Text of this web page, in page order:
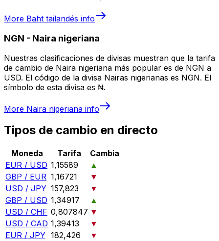
More Baht tailandés info
NGN - Naira nigeriana
Nuestras clasificaciones de divisas muestran que la tarifa
de cambio de Naira nigeriana más popular es de NGN a
USD. El código de la divisa Nairas nigerianas es NGN. El
símbolo de esta divisa es ₦.
More Naira nigeriana info
Tipos de cambio en directo
Moneda Tarifa
Cambia
EUR / USD 1,15589
▲
GBP / EUR 1,16721
▼
USD / JPY 157,823
▼
GBP / USD 1,34917
▲
USD / CHF 0,807847 ▼
USD / CAD 1,39413
▼
EUR / JPY 182,426
▼